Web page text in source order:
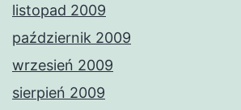
listopad 2009
październik 2009
wrzesień 2009
sierpień 2009